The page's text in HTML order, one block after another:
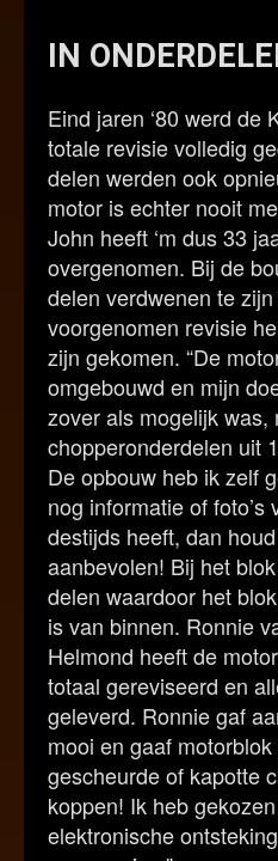
IN
Eind jaren ‘80 werd de
totale revisie volledig
delen werden ook
motor is echter nooit
John heeft ‘m dus 33
overgenomen. Bij de
delen verdwenen te
voorgenomen revisie
zijn gekomen. “De
omgebouwd en mijn
zover als mogelijk was,
chopperonderdelen uit
De opbouw heb ik zelf
nog informatie of foto’s
destijds heeft, dan
aanbevolen! Bij het
delen waardoor het
is van binnen. Ronnie
Helmond heeft de
totaal gereviseerd en
geleverd. Ronnie gaf
mooi en gaaf
gescheurde of kapotte
koppen! Ik heb
elektronische